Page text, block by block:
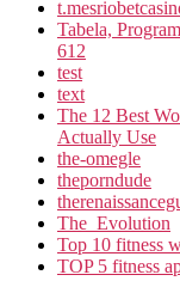
Tabela,
612
test
text
The 12 Best
Actually Use
the-omegle
theporndude
The_Evolution
Top 10 fitness
TOP 5 fitness